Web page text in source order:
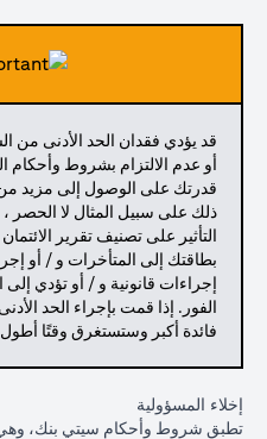
قد يؤدي فقدان الحد الأدنى
أو عدم الالتزام بشروط وأحكام
قدرتك على الوصول إلى مزيد
ذلك على سبيل المثال لا الحصر
التأثير على تصنيف تقرير
بطاقتك إلى المتأخرات و / أو
إجراءات قانونية و / أو تؤدي
الفور. إذا قمت بإجراء الحد
فائدة أكبر وستستغرق وقتًا
إخلاء المسؤولية
تطبق شروط وأحكام سيتي بنك، وهي